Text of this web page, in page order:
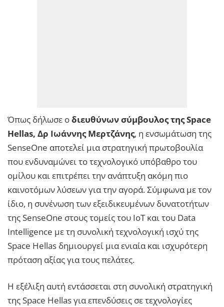
Όπως δήλωσε οδιευθύνων σύμβουλος της Space
Hellas, Δρ Ιωάννης Μερτζάνης, η ενσωμάτωση της
SenseOne αποτελεί μια στρατηγική πρωτοβουλία
που ενδυναμώνει το τεχνολογικό υπόβαθρο του
ομίλου και επιτρέπει την ανάπτυξη ακόμη πιο
καινοτόμων λύσεων για την αγορά. Σύμφωνα με τον
ίδιο, η συνένωση των εξειδικευμένων δυνατοτήτων
της SenseOne στους τομείς του IoT και του Data
Intelligence με τη συνολική τεχνολογική ισχύ της
Space Hellas δημιουργεί μια ενιαία και ισχυρότερη
πρόταση αξίας για τους πελάτες.
Η εξέλιξη αυτή εντάσσεται στη συνολική στρατηγική
της Space Hellas για επενδύσεις σε τεχνολογίες